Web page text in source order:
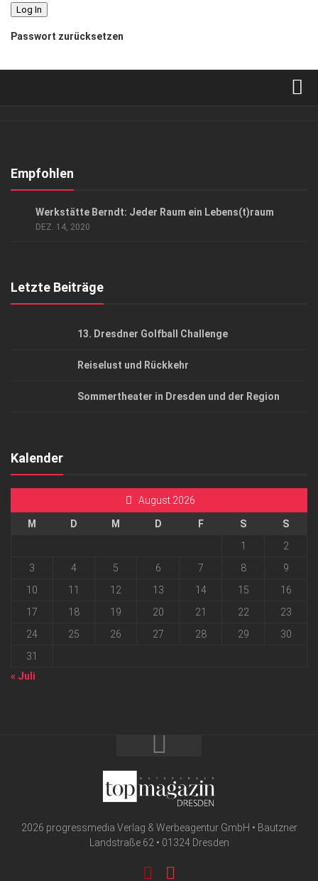
Passwort zurücksetzen
Kontakt, Impressum
Empfohlen
Werkstätte Berndt: Jeder Raum ein Lebens(t)raum
DEZ. 14, 2020
Letzte Beiträge
13. Dresdner Golfball Challenge
Reiselust und Rückkehr
Sommertheater in Dresden und der Region
Kalender
August 2026
M D M D F S
S
1
2
3
4 5 6 7 8
9
10
11 12 13 14 15
16
17
18 19 20 21 22
23
24
25 26 27 28 29
30
31
« Juli
2026 progressmedia Verlag & Werbeagentur GmbH • Bautzner
Landstraße 62 • 01324 Dresden